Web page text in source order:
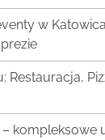
w
Restauracja,
kompleksowe